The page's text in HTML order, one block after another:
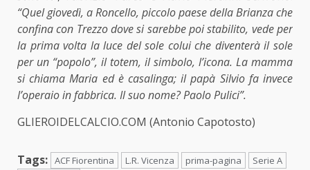
“Quel giovedì, a Roncello, piccolo paese della Brianza che
confina con Trezzo dove si sarebbe poi stabilito, vede per
la prima volta la luce del sole colui che diventerà il sole
per un “popolo”, il totem, il simbolo, l’icona. La mamma
si chiama Maria ed è casalinga; il papà Silvio fa invece
l’operaio in fabbrica. Il suo nome? Paolo Pulici”.
GLIEROIDELCALCIO.COM (Antonio Capotosto)
Tags: ACF Fiorentina L.R. Vicenza prima-pagina
Serie A